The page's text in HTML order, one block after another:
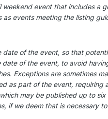
event that includes a
events meeting the listing
of the event, so that
of the event, to avoid
Exceptions are sometimes
as part of the event,
may be published up to
if we deem that is necessary